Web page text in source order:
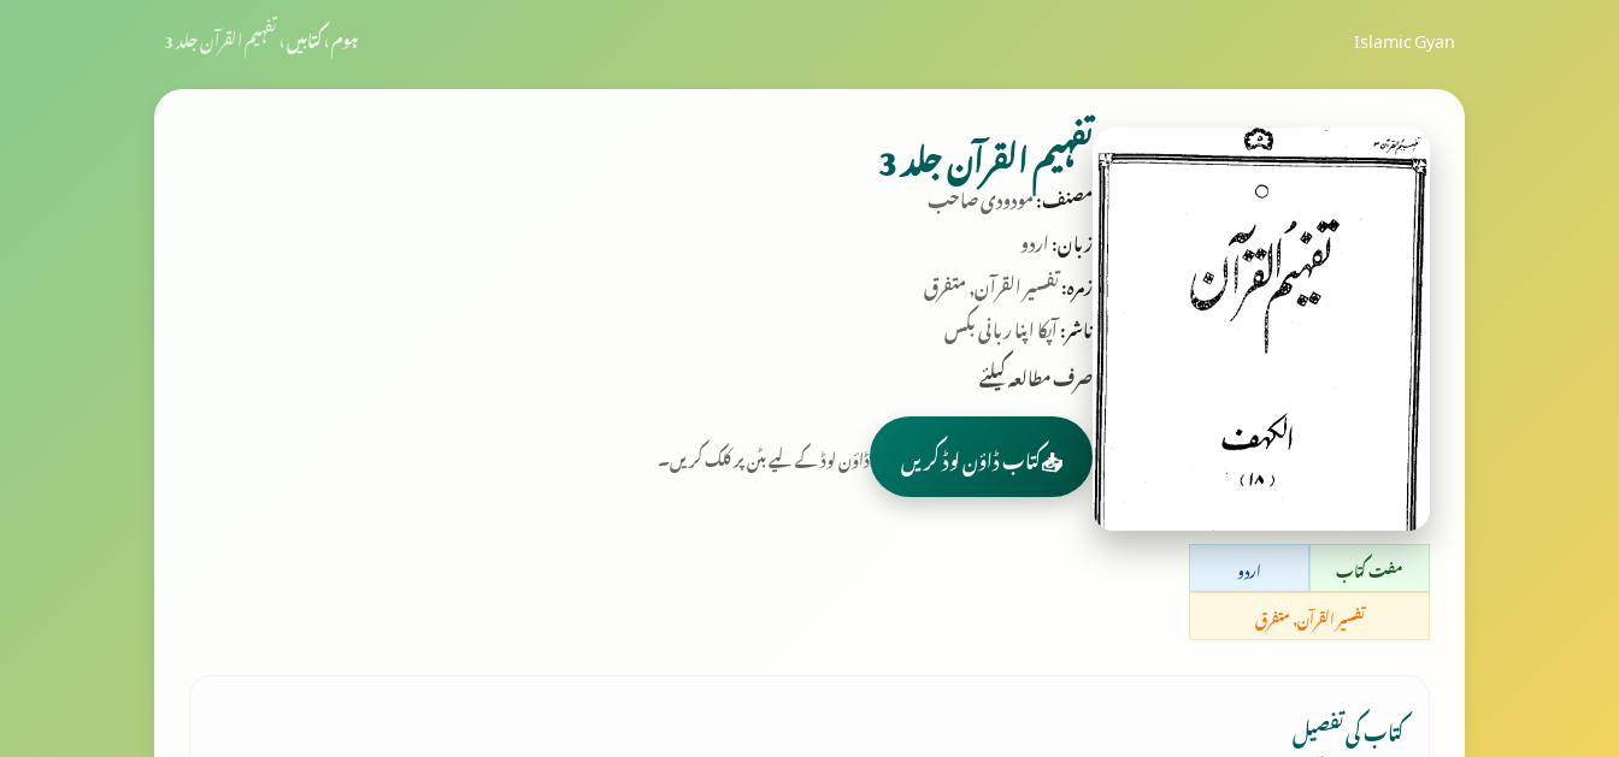
Islamic Gyan ہوم›کتابیں›تفہیم القرآن جلد 3
مفت کتاب
اردو
تفسیر القرآن, متفرق
تفہیم القرآن جلد 3
مصنف:مودودی صاحب
زبان:اردو
زمرہ:تفسیر القرآن, متفرق
ناشر:آپکا اپنا ربانی بکس
صرف مطالعہ کیلئے
📥کتاب ڈاؤن لوڈ کریں ڈاؤن لوڈ کے لیے بٹن پر کلک کریں۔
کتاب کی تفصیل